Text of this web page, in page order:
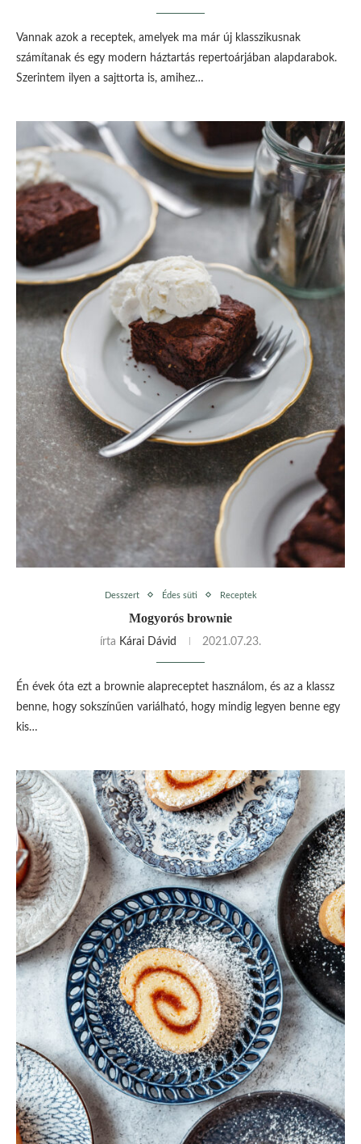
Vannak azok a receptek, amelyek ma már új klasszikusnak
számítanak és egy modern háztartás repertoárjában alapdarabok.
Szerintem ilyen a sajttorta is, amihez…
Desszert Édes süti Receptek
Mogyorós brownie
írta Kárai Dávid 2021.07.23.
Én évek óta ezt a brownie alapreceptet használom, és az a klassz
benne, hogy sokszínűen variálható, hogy mindig legyen benne egy
kis…